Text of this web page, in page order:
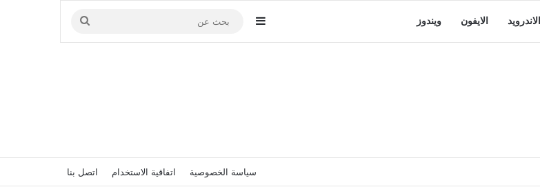
الاندرويد الايفون ويندوز إضافة عمود جانبي
بحث
عن
سياسة الخصوصية اتفاقية الاستخدام اتصل بنا